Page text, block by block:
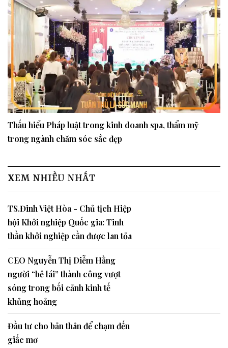
Thấu hiểu Pháp luật trong kinh doanh spa, thẩm mỹ
trong ngành chăm sóc sắc đẹp
XEM NHIỀU NHẤT
TS.Đinh Việt Hòa - Chủ tịch Hiệp
hội Khởi nghiệp Quốc gia: Tinh
thần khởi nghiệp cần được lan tỏa
CEO Nguyễn Thị Diễm Hằng
người “bẻ lái” thành công vượt
sóng trong bối cảnh kinh tế
khủng hoảng
Đầu tư cho bản thân để chạm đến
giấc mơ